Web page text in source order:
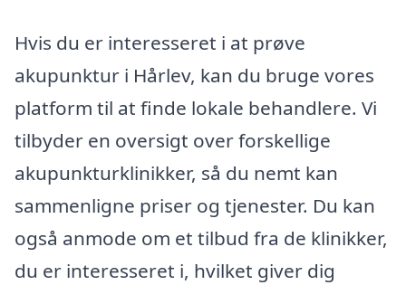
Hvis du er interesseret i at prøve
akupunktur i Hårlev, kan du bruge vores
platform til at finde lokale behandlere. Vi
tilbyder en oversigt over forskellige
akupunkturklinikker, så du nemt kan
sammenligne priser og tjenester. Du kan
også anmode om et tilbud fra de klinikker,
du er interesseret i, hvilket giver dig